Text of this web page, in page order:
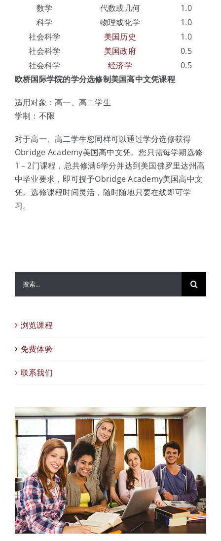
数学
代数或几何
1.0
科学
物理或化学
1.0
社会科学
美国历史
1.0
社会科学
美国政府
0.5
社会科学
经济学
0.5
欧桥国际学院的学分选修制美国高中文凭课程
适用对象：高一、高二学生
学制：不限
对于高一、高二学生您同样可以通过学分选修获得
Obridge Academy美国高中文凭。您只需每学期选修
1－2门课程，总共修满6学分并达到美国佛罗里达州高
中毕业要求，即可授予Obridge Academy美国高中文
凭。选修课程时间灵活，随时随地只要在线即可学
习。
索：
浏览课程
免费体验
联系我们